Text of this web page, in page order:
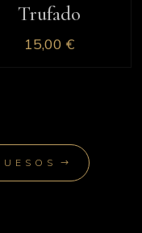
Trufado
15,00€